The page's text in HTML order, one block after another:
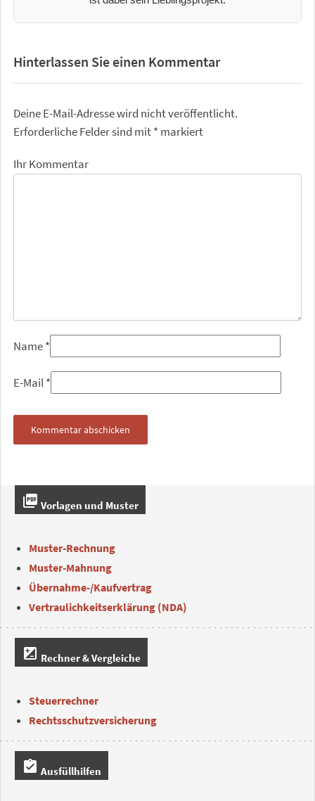
Hinterlassen Sie einen Kommentar
Deine E-Mail-Adresse wird nicht veröffentlicht.
Erforderliche Felder sind mit* markiert
Ihr Kommentar
Name*
E-Mail*
picture_as_pdf Vorlagen und Muster
Muster-Rechnung
Muster-Mahnung
Übernahme-/Kaufvertrag
Vertraulichkeitserklärung (NDA)
iso Rechner & Vergleiche
Steuerrechner
Rechtsschutzversicherung
assignment_turned_in Ausfüllhilfen